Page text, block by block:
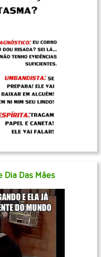
Dia Das Mães